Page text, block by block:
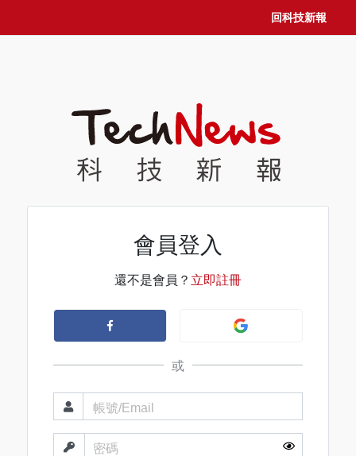
回科技新報
會員登入
還不是會員？ 立即註冊
或
帳號/Email
密碼